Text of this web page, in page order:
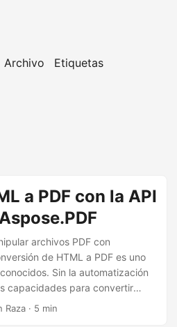
Archivo Etiquetas
a PDF con la API
archivos PDF con
de HTML a PDF es uno
Sin la automatización
capacidades para convertir
API REST.
Raza · 5 min